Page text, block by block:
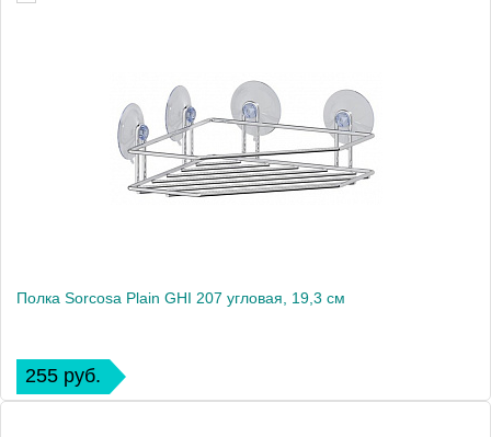
Полка Sorcosa Plain GHI 207 угловая, 19,3 см
255 руб.